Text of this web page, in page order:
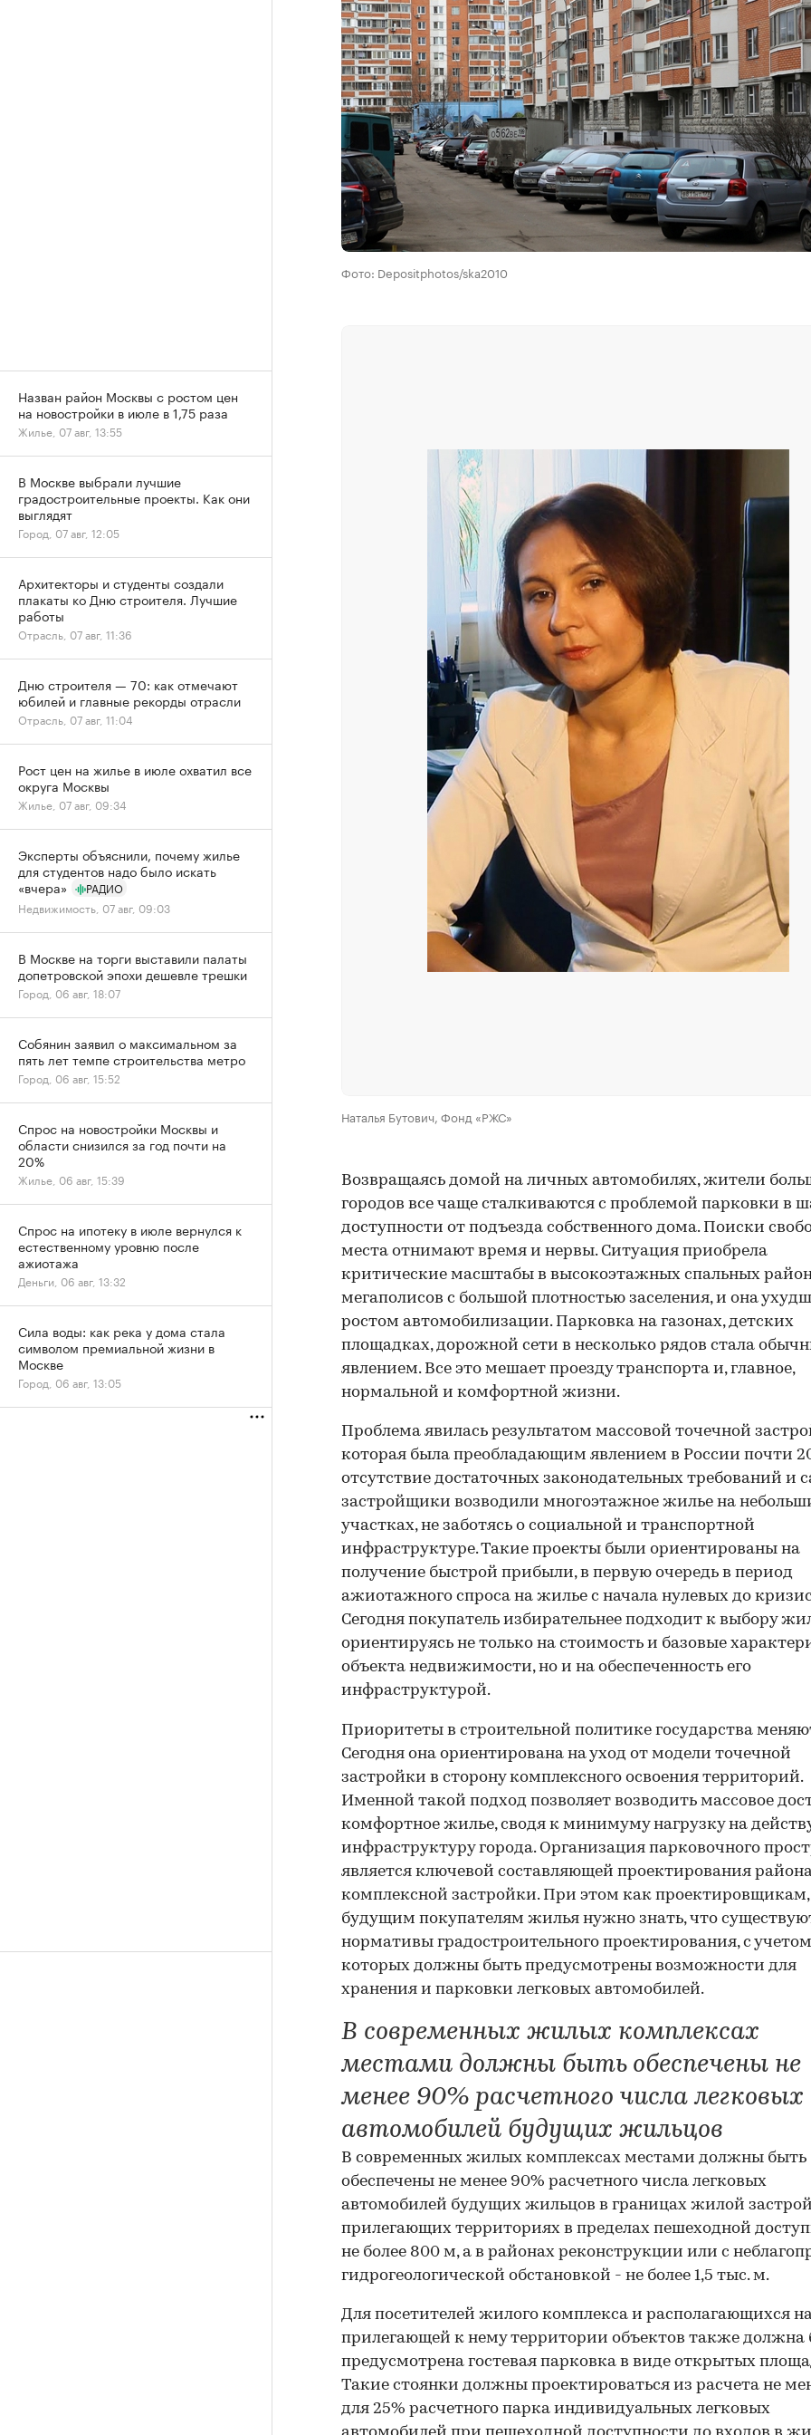
Фото: Depositphotos/ska2010
Наталья Бутович, Фонд «РЖС»
Возвращаясь домой на личных автомобилях, жители
городов все чаще сталкиваются с проблемой парковки в
доступности от подъезда собственного дома. Поиски
места отнимают время и нервы. Ситуация приобрела
критические масштабы в высокоэтажных спальных
мегаполисов с большой плотностью заселения, и она
ростом автомобилизации. Парковка на газонах, детских
площадках, дорожной сети в несколько рядов стала
явлением. Все это мешает проезду транспорта и, главное,
нормальной и комфортной жизни.
Проблема явилась результатом массовой точечной
которая была преобладающим явлением в России почти
отсутствие достаточных законодательных требований и
застройщики возводили многоэтажное жилье на
участках, не заботясь о социальной и транспортной
инфраструктуре. Такие проекты были ориентированы на
получение быстрой прибыли, в первую очередь в период
ажиотажного спроса на жилье с начала нулевых до
Сегодня покупатель избирательнее подходит к выбору
ориентируясь не только на стоимость и базовые
объекта недвижимости, но и на обеспеченность его
инфраструктурой.
Приоритеты в строительной политике государства
Сегодня она ориентирована на уход от модели точечной
застройки в сторону комплексного освоения территорий.
Именной такой подход позволяет возводить массовое
комфортное жилье, сводя к минимуму нагрузку на
инфраструктуру города. Организация парковочного
является ключевой составляющей проектирования
комплексной застройки. При этом как проектировщикам,
будущим покупателям жилья нужно знать, что
нормативы градостроительного проектирования, с учетом
которых должны быть предусмотрены возможности для
хранения и парковки легковых автомобилей.
В современных жилых комплексах
местами должны быть обеспечены не
менее 90% расчетного числа легковых
автомобилей будущих жильцов
В современных жилых комплексах местами должны быть
обеспечены не менее 90% расчетного числа легковых
автомобилей будущих жильцов в границах жилой
прилегающих территориях в пределах пешеходной
не более 800 м, а в районах реконструкции или с
гидрогеологической обстановкой - не более 1,5 тыс. м.
Для посетителей жилого комплекса и располагающихся
прилегающей к нему территории объектов также должна
предусмотрена гостевая парковка в виде открытых
Такие стоянки должны проектироваться из расчета не
для 25% расчетного парка индивидуальных легковых
Назван район Москвы с ростом цен
на новостройки в июле в 1,75 раза
Жилье, 07 авг, 13:55
В Москве выбрали лучшие
градостроительные проекты. Как они
выглядят
Город, 07 авг, 12:05
Архитекторы и студенты создали
плакаты ко Дню строителя. Лучшие
работы
Отрасль, 07 авг, 11:36
Дню строителя — 70: как отмечают
юбилей и главные рекорды отрасли
Отрасль, 07 авг, 11:04
Рост цен на жилье в июле охватил все
округа Москвы
Жилье, 07 авг, 09:34
Эксперты объяснили, почему жилье
для студентов надо было искать
«вчера»
РАДИО
Недвижимость, 07 авг, 09:03
В Москве на торги выставили палаты
допетровской эпохи дешевле трешки
Город, 06 авг, 18:07
Собянин заявил о максимальном за
пять лет темпе строительства метро
Город, 06 авг, 15:52
Спрос на новостройки Москвы и
области снизился за год почти на
20%
Жилье, 06 авг, 15:39
Спрос на ипотеку в июле вернулся к
естественному уровню после
ажиотажа
Деньги, 06 авг, 13:32
Сила воды: как река у дома стала
символом премиальной жизни в
Москве
Город, 06 авг, 13:05